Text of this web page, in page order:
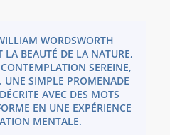
WORDSWORTH
BEAUTÉ DE LA NATURE,
SEREINE,
UNE SIMPLE PROMENADE
AVEC DES MOTS
EN UNE EXPÉRIENCE
MENTALE.